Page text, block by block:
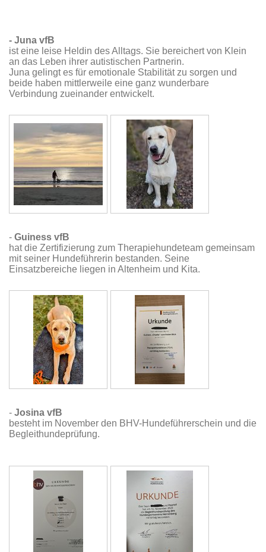
- Juna vfB
ist eine leise Heldin des Alltags. Sie bereichert von Klein
an das Leben ihrer autistischen Partnerin.
Juna gelingt es für emotionale Stabilität zu sorgen und
beide haben mittlerweile eine ganz wunderbare
Verbindung zueinander entwickelt.
- Guiness vfB
hat die Zertifizierung zum Therapiehundeteam gemeinsam
mit seiner Hundeführerin bestanden. Seine
Einsatzbereiche liegen in Altenheim und Kita.
- Josina vfB
besteht im November den BHV-Hundeführerschein und die
Begleithundeprüfung.